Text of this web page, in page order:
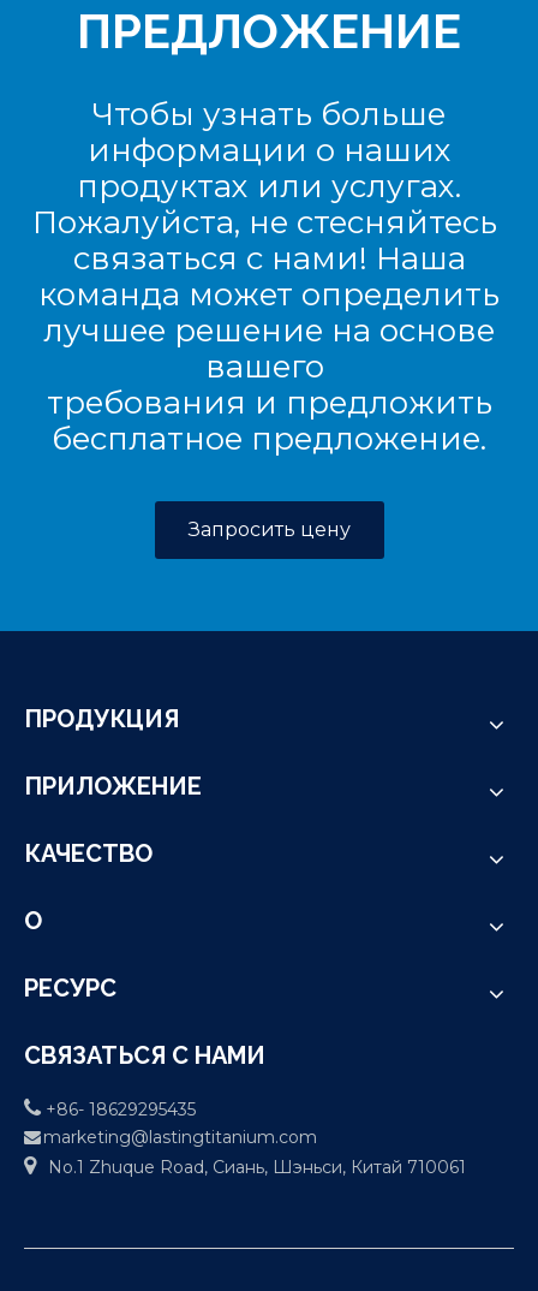
ПРЕДЛОЖЕНИЕ
Чтобы узнать больше
информации о наших
продуктах или услугах.
Пожалуйста, не стесняйтесь
связаться с нами! Наша
команда может определить
лучшее решение на основе
вашего
требования и предложить
бесплатное предложение.
Запросить цену
ПРОДУКЦИЯ
ПРИЛОЖЕНИЕ
КАЧЕСТВО
О
РЕСУРС
СВЯЗАТЬСЯ С НАМИ
 +86- 18629295435
 marketing@lastingtitanium.com

No.1 Zhuque Road, Сиань, Шэньси, Китай 710061